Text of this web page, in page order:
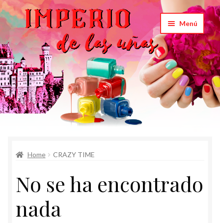
Saltar
a
navegación
Ir
al
contenido
Menú
Carrito
Productos
Home CRAZY TIME
No se ha encontrado
nada